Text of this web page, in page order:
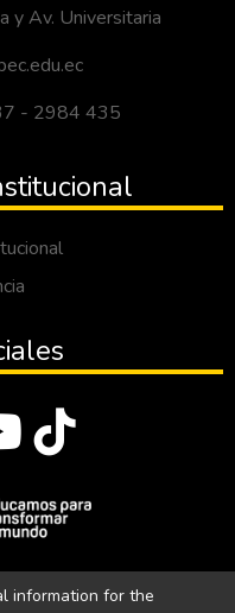
y Av. Universitaria
- 2984 435
information for the